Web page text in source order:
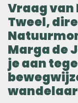
Vraag van
Tweel,
Marga de
je aan